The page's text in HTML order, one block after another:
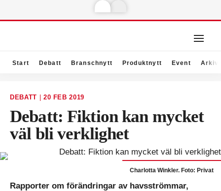
Start Debatt Branschnytt Produktnytt Event Arkiv
DEBATT 20 FEB 2019
Debatt: Fiktion kan mycket
väl bli verklighet
Charlotta Winkler. Foto: Privat
Rapporter om förändringar av havsströmmar,